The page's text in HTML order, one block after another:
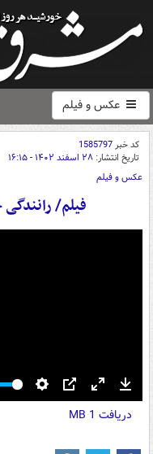
عکس و فیلم
کد خبر1585797
تاریخ انتشار: ۲۸ اسفند ۱۴۰۲ - ۱۶:۱۵
عکس و فیلم
فیلم/
Settings
PIP Enter
fullscreen
دریافت 1 MB